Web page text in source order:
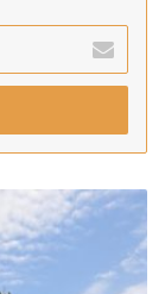
بريدك
الإلكتروني